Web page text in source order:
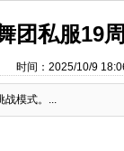
团私服19
时间：2025/10/9
战模式。...